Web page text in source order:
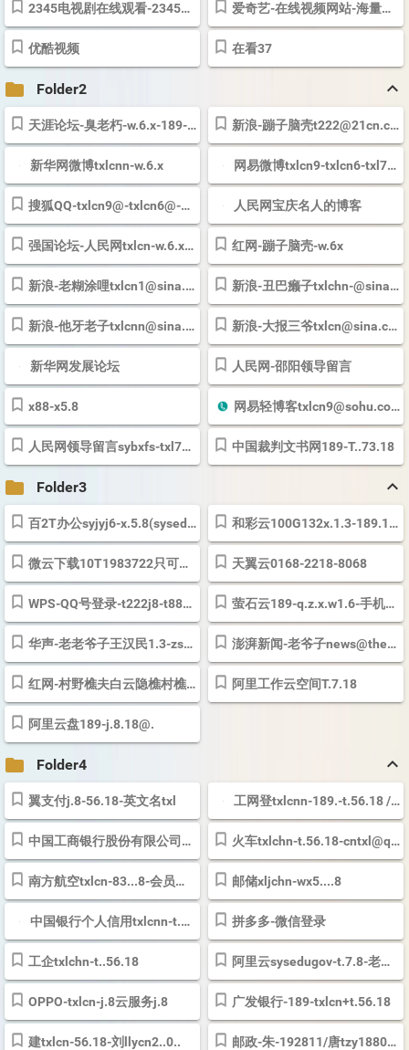
2345电视剧在线观看-2345电视剧 爱奇艺-在线视频网站-海量正版高清视频在线观看
优酷视频 在看37
folder Folder2 keyboard_arrow_up
天涯论坛-臭老朽-w.6.x-189-邵阳老爷子t.7.8 新浪-蹦子脑壳t222@21cn.com-w.6.x
新华网微博txlcnn-w.6.x 网易微博txlcn9-txlcn6-txl7398118
搜狐QQ-txlcn9@-txlcn6@-1.3 人民网宝庆名人的博客
强国论坛-人民网txlcn-w.6.x-133.8628 红网-蹦子脑壳-w.6x
新浪-老糊涂哩txlcn1@sina.cn-w.6.x-3576458 @qq-学生证4.9
新浪-丑巴癞子txlchn-@sina.cn-w.6.x-3.8
新浪-他牙老子txlcnn@sina.cn-w.6.x-3.8 @qq-学生证4.9
新浪-大报三爷txlcn@sina.cn-w.6.x-3576458
新华网发展论坛 人民网-邵阳领导留言
x88-x5.8 网易轻博客txlcn9@sohu.com-1.3
人民网领导留言sybxfs-txl7398.8 中国裁判文书网189-T..73.18
folder Folder3 keyboard_arrow_up
百2T办公syjyj6-x.5.8(sysedu@163-x.5.8 )-信息办唐.林t.7.18（ 和彩云100G132x.1.3-189.168-j8
微云下载10T1983722只可以下载不可以上传 天翼云0168-2218-8068
WPS-QQ号登录-t222j8-t889699 萤石云189-q.z.x.w1.6-手机登录用Q
华声-老老爷子王汉民1.3-zserdxh-xdrtfc-cftygv-vgyuhb 澎湃新闻-老爷子news@thepaper.cn
红网-村野樵夫白云隐樵村樵野夫资江论坛2015白云樵父樵祖 阿里工作云空间T.7.18
阿里云盘189-j.8.18@.
folder Folder4 keyboard_arrow_up
翼支付j.8-56.18-英文名txl 工网登txlcnn-189.-t.56.18 /刘llycn9-ll.t..20..4..9
中国工商银行股份有限公司邵阳宝西支行 火车txlchn-t.56.18-cntxl@qq.com
南方航空txlcn-83...8-会员号380003726273 邮储xljchn-wx5....8
中国银行个人信用txlcnn-t.56.18 拼多多-微信登录
工企txlchn-t..56.18 阿里云sysedugov-t.7.8-老老爷子
OPPO-txlcn-j.8云服务j.8 广发银行-189-txlcn+t.56.18
建txlcn-56.18-刘llycn2..0.. 邮政-朱-192811/唐tzy188067-188067